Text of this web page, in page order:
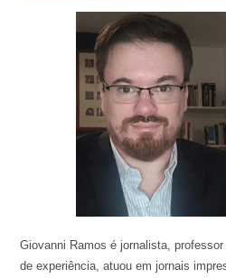
Giovanni Ramos é jornalista,
de experiência, atuou em jornais